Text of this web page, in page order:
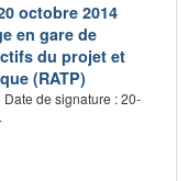
octobre 2014
en gare de
du projet et
(RATP)
Date de signature : 20-